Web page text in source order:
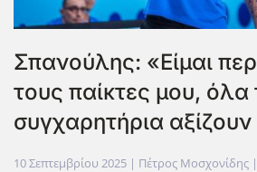
Σπανούλης: «Είμαι
τους παίκτες μου, όλα
συγχαρητήρια
10 Σεπτεμβρίου 2025 | Πέτρος Μοσχονίδης |